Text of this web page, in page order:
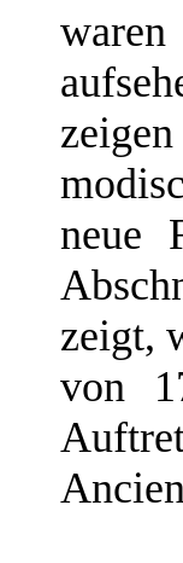
neue
zeigt,
von